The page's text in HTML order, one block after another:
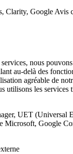
Clarity, Google Avis
services, nous
au-delà des
agréable de
utilisons les services
UET (Universal
Microsoft, Google